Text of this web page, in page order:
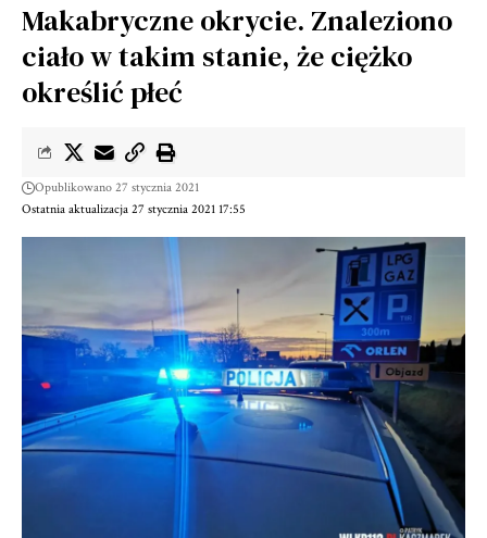
Makabryczne okrycie. Znaleziono
ciało w takim stanie, że ciężko
określić płeć
Ostatnia aktualizacja 27 stycznia 2021 17:55
Opublikowano 27 stycznia 2021